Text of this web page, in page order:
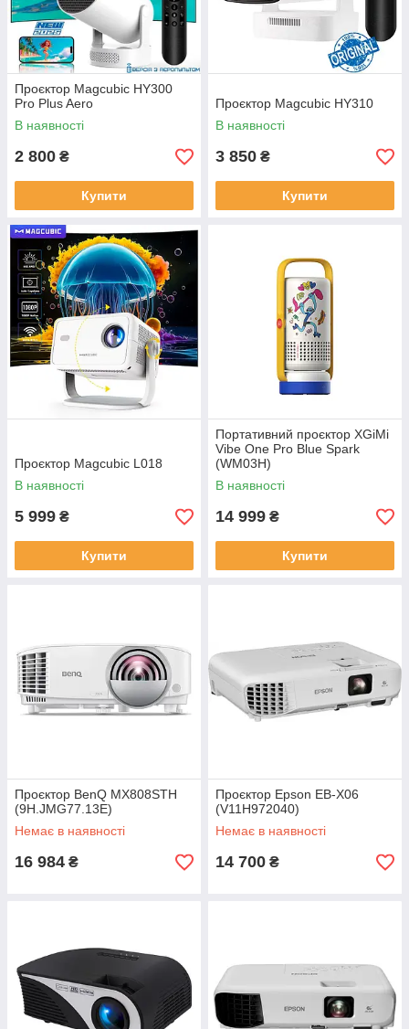
Проєктор Magcubic HY300
Pro Plus Aero
В наявності
2 800 ₴
Купити
Проєктор Magcubic HY310
В наявності
3 850 ₴
Купити
Проєктор Magcubic L018
В наявності
5 999 ₴
Купити
Портативний проєктор XGiMi
Vibe One Pro Blue Spark
(WM03H)
В наявності
14 999 ₴
Купити
Проєктор BenQ MX808STH
(9H.JMG77.13E)
Немає в наявності
16 984 ₴
Проєктор Epson EB-X06
(V11H972040)
Немає в наявності
14 700 ₴